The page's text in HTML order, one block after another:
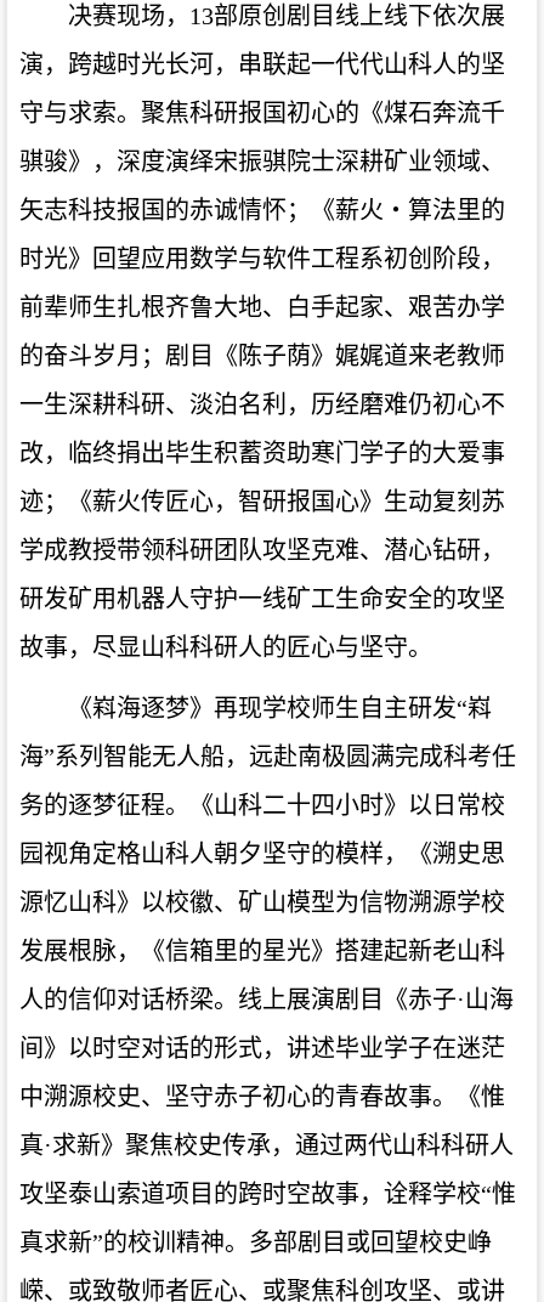
决赛现场，13部原创剧目线上线下依次展
演，跨越时光长河，串联起一代代山科人的坚
守与求索。聚焦科研报国初心的《煤石奔流千
骐骏》，深度演绎宋振骐院士深耕矿业领域、
矢志科技报国的赤诚情怀；《薪火・算法里的
时光》回望应用数学与软件工程系初创阶段，
前辈师生扎根齐鲁大地、白手起家、艰苦办学
的奋斗岁月；剧目《陈子荫》娓娓道来老教师
一生深耕科研、淡泊名利，历经磨难仍初心不
改，临终捐出毕生积蓄资助寒门学子的大爱事
迹；《薪火传匠心，智研报国心》生动复刻苏
学成教授带领科研团队攻坚克难、潜心钻研，
研发矿用机器人守护一线矿工生命安全的攻坚
故事，尽显山科科研人的匠心与坚守。
《嵙海逐梦》再现学校师生自主研发“嵙
海”系列智能无人船，远赴南极圆满完成科考任
务的逐梦征程。《山科二十四小时》以日常校
园视角定格山科人朝夕坚守的模样，《溯史思
源忆山科》以校徽、矿山模型为信物溯源学校
发展根脉，《信箱里的星光》搭建起新老山科
人的信仰对话桥梁。线上展演剧目《赤子·山海
间》以时空对话的形式，讲述毕业学子在迷茫
中溯源校史、坚守赤子初心的青春故事。《惟
真·求新》聚焦校史传承，通过两代山科科研人
攻坚泰山索道项目的跨时空故事，诠释学校“惟
真求新”的校训精神。多部剧目或回望校史峥
嵘、或致敬师者匠心、或聚焦科创攻坚、或讲